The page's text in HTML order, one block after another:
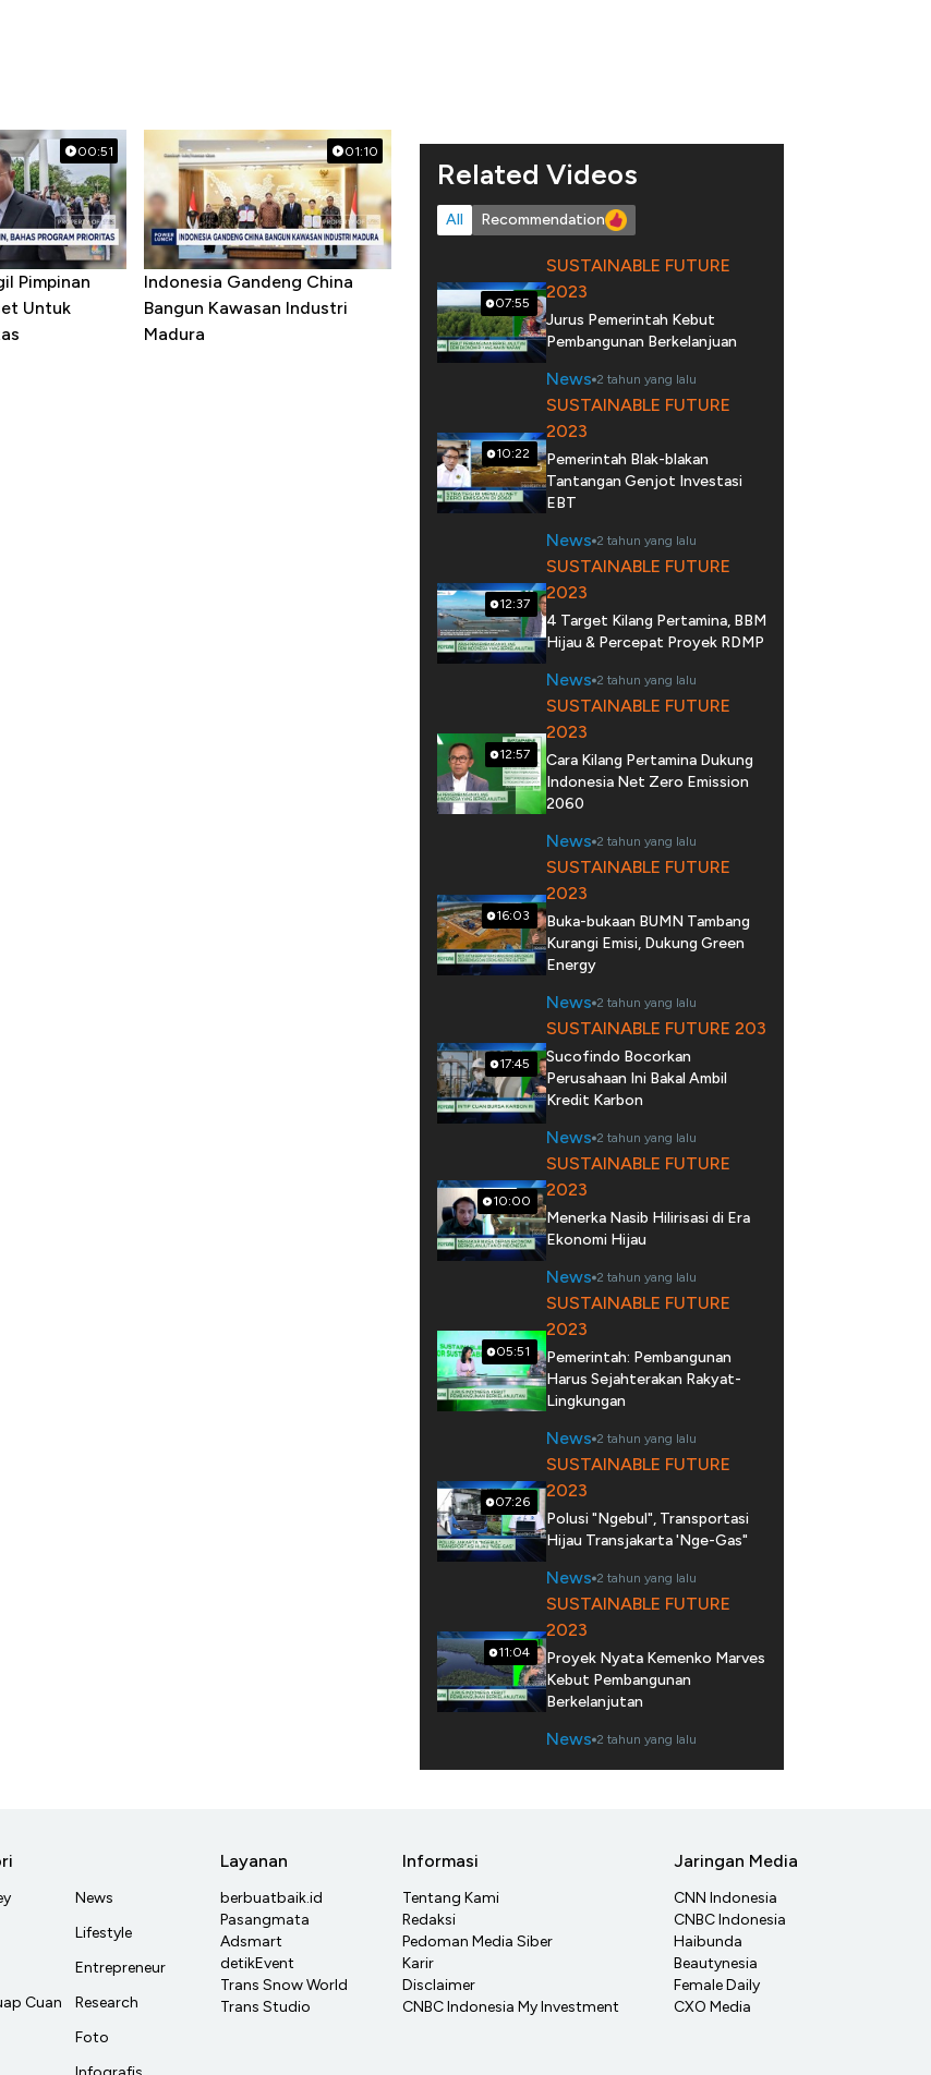
00:51
Pimpinan
Untuk
01:10
Indonesia Gandeng China
Bangun Kawasan Industri
Madura
Related Videos
All Recommendation
07:55
SUSTAINABLE FUTURE
2023
Jurus Pemerintah Kebut
Pembangunan Berkelanjuan
News 2 tahun yang lalu
10:22
SUSTAINABLE FUTURE
2023
Pemerintah Blak-blakan
Tantangan Genjot Investasi
EBT
News 2 tahun yang lalu
12:37
SUSTAINABLE FUTURE
2023
4 Target Kilang Pertamina, BBM
Hijau & Percepat Proyek RDMP
News 2 tahun yang lalu
12:57
SUSTAINABLE FUTURE
2023
Cara Kilang Pertamina Dukung
Indonesia Net Zero Emission
2060
News 2 tahun yang lalu
16:03
SUSTAINABLE FUTURE
2023
Buka-bukaan BUMN Tambang
Kurangi Emisi, Dukung Green
Energy
News 2 tahun yang lalu
17:45
SUSTAINABLE FUTURE 203
Sucofindo Bocorkan
Perusahaan Ini Bakal Ambil
Kredit Karbon
News 2 tahun yang lalu
10:00
SUSTAINABLE FUTURE
2023
Menerka Nasib Hilirisasi di Era
Ekonomi Hijau
News 2 tahun yang lalu
05:51
SUSTAINABLE FUTURE
2023
Pemerintah: Pembangunan
Harus Sejahterakan Rakyat-
Lingkungan
News 2 tahun yang lalu
07:26
SUSTAINABLE FUTURE
2023
Polusi "Ngebul", Transportasi
Hijau Transjakarta 'Nge-Gas"
News 2 tahun yang lalu
11:04
SUSTAINABLE FUTURE
2023
Proyek Nyata Kemenko Marves
Kebut Pembangunan
Berkelanjutan
News 2 tahun yang lalu
Cuan
News
Lifestyle
Entrepreneur
Research
Foto
Layanan
berbuatbaik.id
Pasangmata
Adsmart
detikEvent
Trans Snow World
Trans Studio
Informasi
Tentang Kami
Redaksi
Pedoman Media Siber
Karir
Disclaimer
CNBC Indonesia My Investment
Jaringan Media
CNN Indonesia
CNBC Indonesia
Haibunda
Beautynesia
Female Daily
CXO Media